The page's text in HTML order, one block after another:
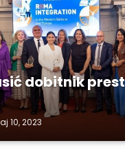
dobitnik
10, 2023